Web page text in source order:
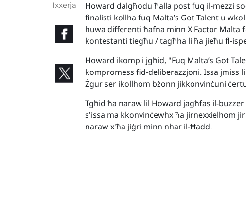
Ixxerja
Howard dalgħodu ħalla post fuq il-mezzi
finalisti kollha fuq Malta’s Got Talent u
huwa differenti ħafna minn X Factor Malta
kontestanti tiegħu / tagħha li ħa jieħu fl-
Howard ikompli jgħid, "Fuq Malta’s Got
kompromess fid-deliberazzjoni. Issa jmiss
Żgur ser ikollhom bżonn jikkonvinċuni
Tgħid ħa naraw lil Howard jagħfas il-
s'issa ma kkonvinċewhx ħa jirnexxielhom
naraw x'ħa jiġri minn nhar il-Ħadd!